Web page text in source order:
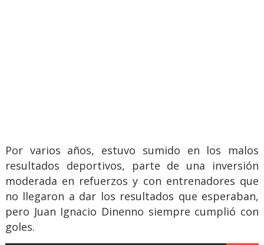
Por varios años, estuvo sumido en los malos
resultados deportivos, parte de una inversión
moderada en refuerzos y con entrenadores que
no llegaron a dar los resultados que esperaban,
pero Juan Ignacio Dinenno siempre cumplió con
goles.